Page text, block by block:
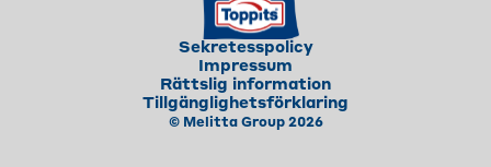
© Melitta Group 2026
Sekretesspolicy
Impressum
Rättslig information
Tillgänglighetsförklaring